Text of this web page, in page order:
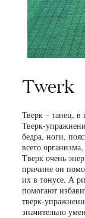
Twerk
Тверк – танец, в
Тверк-
бедра, ноги,
всего
Tверк очень
причине он
их в тонусе. А
помогают
тверк-
значительно